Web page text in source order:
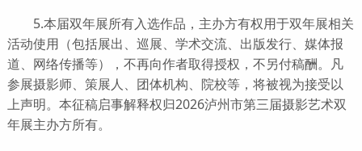
5.本届双年展所有入选作品，主办方有权用于双年展相关
活动使用（包括展出、巡展、学术交流、出版发行、媒体报
道、网络传播等），不再向作者取得授权，不另付稿酬。凡
参展摄影师、策展人、团体机构、院校等，将被视为接受以
上声明。本征稿启事解释权归2026泸州市第三届摄影艺术双
年展主办方所有。